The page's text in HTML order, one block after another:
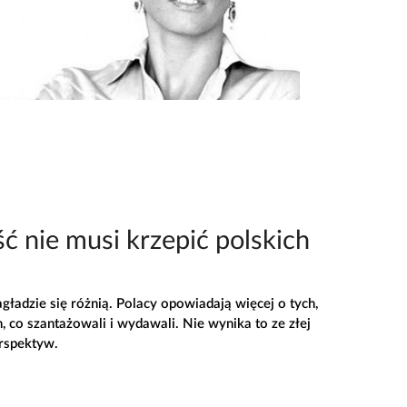
nie musi krzepić polskich
się różnią. Polacy opowiadają więcej o tych,
co szantażowali i wydawali. Nie wynika to ze złej